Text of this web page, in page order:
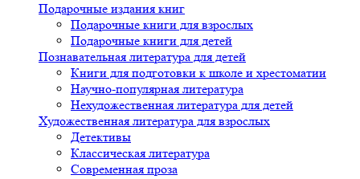
Подарочные издания книг
Подарочные книги для взрослых
Подарочные книги для детей
Познавательная литература для детей
Книги для подготовки к школе и хрестоматии
Научно-популярная литература
Нехудожественная литература для детей
Художественная литература для взрослых
Детективы
Классическая литература
Современная проза